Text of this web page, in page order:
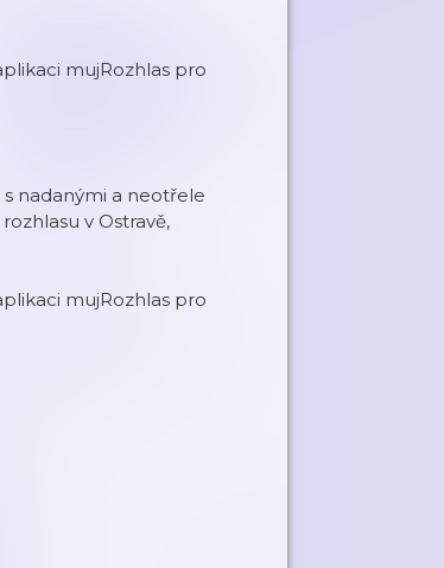
mujRozhlas pro
nadanými a neotřele
v Ostravě,
mujRozhlas pro